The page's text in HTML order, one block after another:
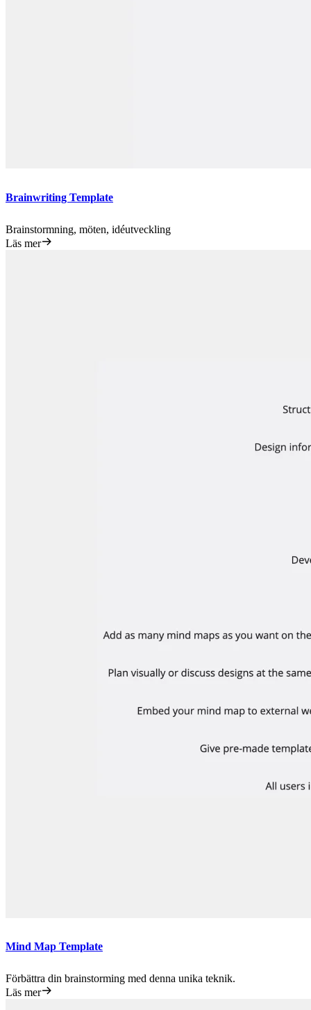
Brainwriting Template
Brainstormning, möten, idéutveckling
Läs mer
Mind Map Template
Förbättra din brainstorming med denna unika teknik.
Läs mer